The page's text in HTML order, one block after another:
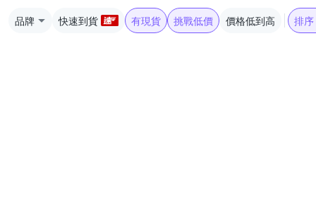
品牌 快速到貨 有現貨 挑戰低價 價格低到高 排序